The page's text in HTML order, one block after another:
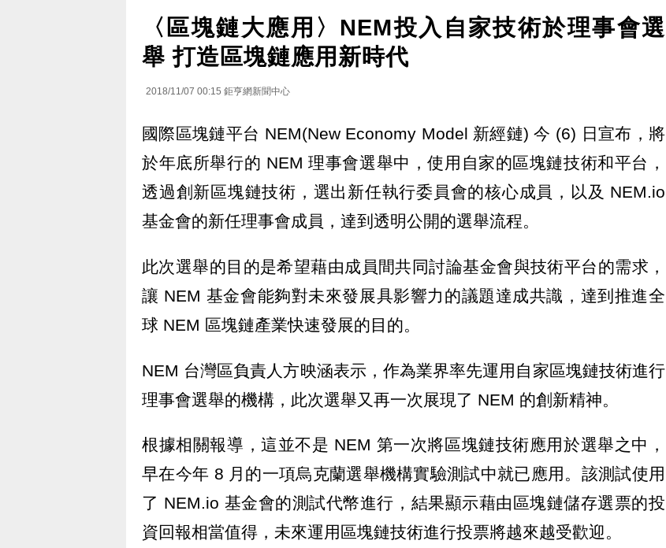
〈區塊鏈大應用〉NEM投入自家技術於理事會選
舉 打造區塊鏈應用新時代
2018/11/07 00:15 鉅亨網新聞中心
國際區塊鏈平台 NEM(New Economy Model 新經鏈) 今 (6) 日宣布，將
於年底所舉行的 NEM 理事會選舉中，使用自家的區塊鏈技術和平台，
透過創新區塊鏈技術，選出新任執行委員會的核心成員，以及 NEM.io
基金會的新任理事會成員，達到透明公開的選舉流程。
此次選舉的目的是希望藉由成員間共同討論基金會與技術平台的需求，
讓 NEM 基金會能夠對未來發展具影響力的議題達成共識，達到推進全
球 NEM 區塊鏈產業快速發展的目的。
NEM 台灣區負責人方映涵表示，作為業界率先運用自家區塊鏈技術進行
理事會選舉的機構，此次選舉又再一次展現了 NEM 的創新精神。
根據相關報導，這並不是 NEM 第一次將區塊鏈技術應用於選舉之中，
早在今年 8 月的一項烏克蘭選舉機構實驗測試中就已應用。該測試使用
了 NEM.io 基金會的測試代幣進行，結果顯示藉由區塊鏈儲存選票的投
資回報相當值得，未來運用區塊鏈技術進行投票將越來越受歡迎。